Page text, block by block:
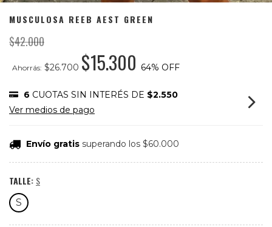
MUSCULOSA REEB AEST GREEN
$42.000
Ahorrás: $26.700 $15.300 64% OFF
6 CUOTAS SIN INTERÉS DE $2.550
Ver medios de pago
Envío gratis superando los $60.000
TALLE: S
S